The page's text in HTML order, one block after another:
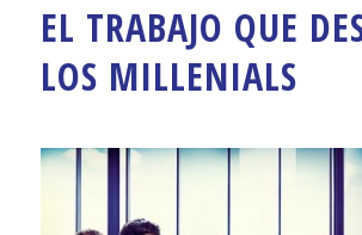
EL TRABAJO QUE
LOS MILLENIALS